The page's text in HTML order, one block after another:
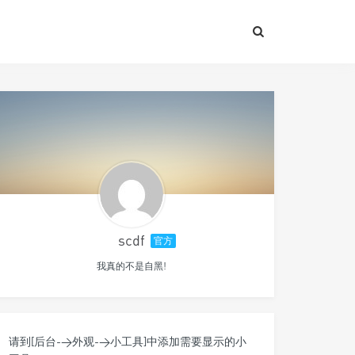
scdf 官方
我真的不是自黑!
请到[后台->外观->小工具]中添加需要显示的小